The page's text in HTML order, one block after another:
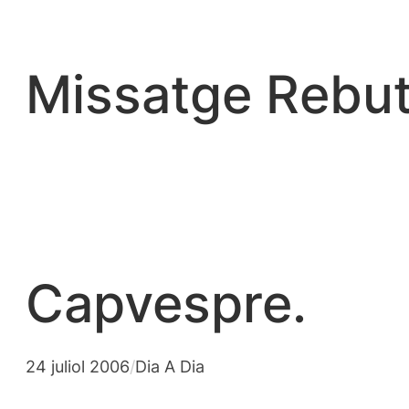
contingut
Missatge
Capvespre.
24 juliol 2006/Dia A Dia